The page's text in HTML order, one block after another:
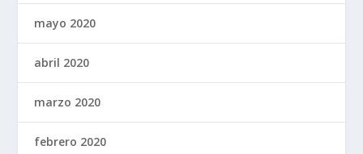
mayo 2020
abril 2020
marzo 2020
febrero 2020